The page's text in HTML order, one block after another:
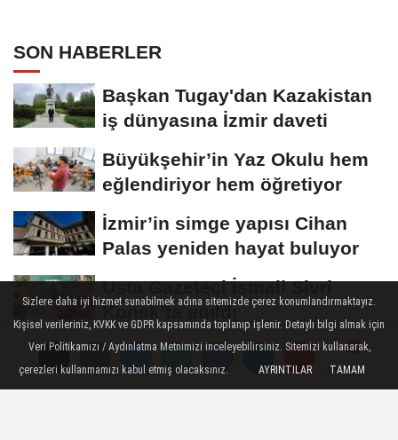
Yorumlar
Yorumlar
SON HABERLER
Başkan Tugay'dan Kazakistan
iş dünyasına İzmir daveti
Büyükşehir’in Yaz Okulu hem
eğlendiriyor hem öğretiyor
İzmir’in simge yapısı Cihan
Palas yeniden hayat buluyor
Usta Gazeteci İsmail Sivri
Konak’ta anıldı
Sertel’den Soyer çıkışı:
“Tutuksuz yargılansın”
Sizlere daha iyi hizmet sunabilmek adına sitemizde çerez konumlandırmaktayız.
Kişisel verileriniz, KVKK ve GDPR kapsamında toplanıp işlenir. Detaylı bilgi almak için
Veri Politikamızı / Aydınlatma Metnimizi inceleyebilirsiniz. Sitemizi kullanarak,
çerezleri kullanmamızı kabul etmiş olacaksınız.
AYRINTILAR TAMAM